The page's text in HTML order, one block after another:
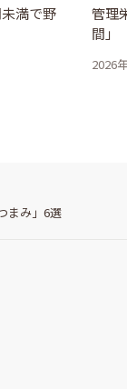
満で野
管理
間」
2026
まみ」6選